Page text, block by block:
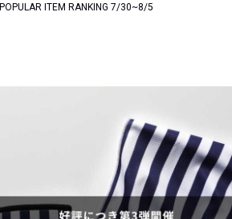
POPULAR ITEM RANKING 7/30~8/5